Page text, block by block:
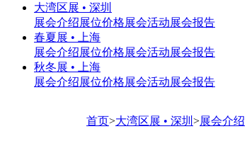
大湾区展 • 深圳
展会介绍展位价格展会活动展会报告
春夏展 • 上海
展会介绍展位价格展会活动展会报告
秋冬展 • 上海
展会介绍展位价格展会活动展会报告
首页>大湾区展 • 深圳 >展会介绍